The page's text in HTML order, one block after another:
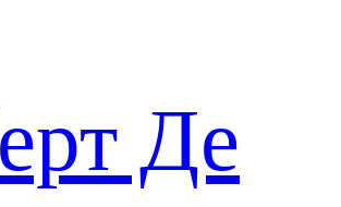
Де